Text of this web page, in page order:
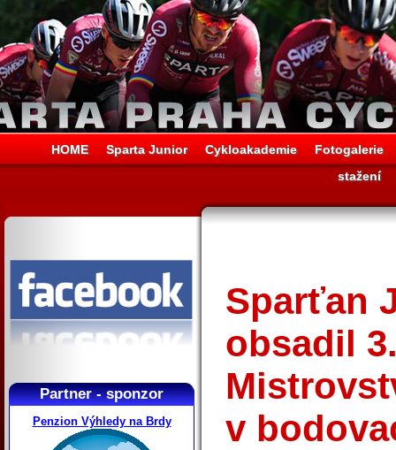
HOME Sparta Junior Cykloakademie
Fotogalerie
stažení
Partner - sponzor
Penzion Výhledy na Brdy
Sparťan
obsadil
v